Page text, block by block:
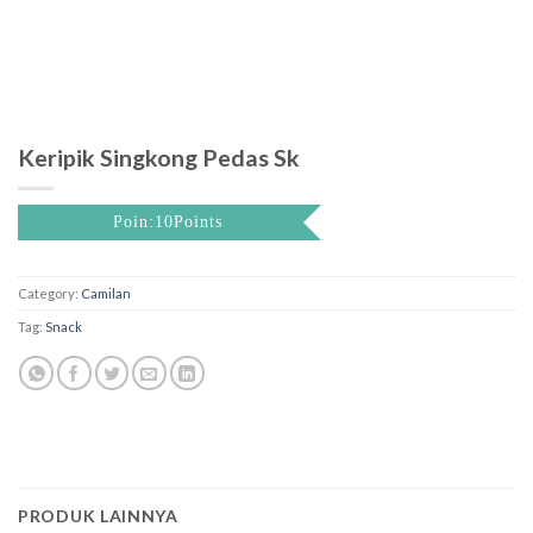
Keripik Singkong Pedas Sk
Poin:10Points
Category: Camilan
Tag: Snack
PRODUK LAINNYA